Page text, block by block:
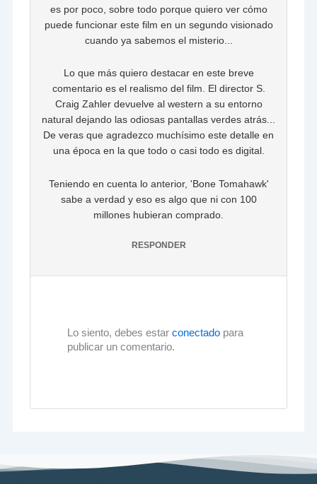
es por poco, sobre todo porque quiero ver cómo
puede funcionar este film en un segundo visionado
cuando ya sabemos el misterio...
Lo que más quiero destacar en este breve
comentario es el realismo del film. El director S.
Craig Zahler devuelve al western a su entorno
natural dejando las odiosas pantallas verdes atrás...
De veras que agradezco muchísimo este detalle en
una época en la que todo o casi todo es digital.
Teniendo en cuenta lo anterior, 'Bone Tomahawk'
sabe a verdad y eso es algo que ni con 100
millones hubieran comprado.
RESPONDER
Lo siento, debes estar conectadopara
publicar un comentario.